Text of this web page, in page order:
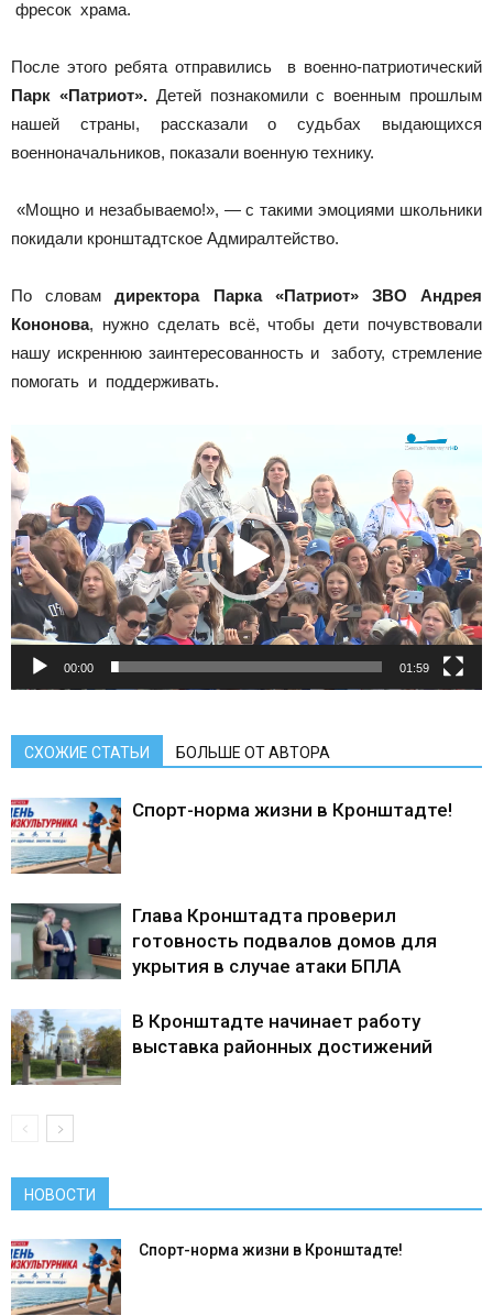
фресок храма.
После этого ребята отправились в военно-патриотический
Парк «Патриот».Детей познакомили с военным прошлым
нашей страны, рассказали о судьбах выдающихся
военноначальников, показали военную технику.
«Мощно и незабываемо!», — с такими эмоциями школьники
покидали кронштадтское Адмиралтейство.
По словамдиректора
Парка «Патриот» ЗВО Андрея
Кононова, нужно сделать всё, чтобы дети почувствовали
нашу искреннюю заинтересованность и заботу, стремление
помогать и поддерживать.
Видеоплеер
00:00 01:59
СХОЖИЕ СТАТЬИ БОЛЬШЕ ОТ АВТОРА
Спорт-норма жизни в Кронштадте!
Глава Кронштадта проверил
готовность подвалов домов для
укрытия в случае атаки БПЛА
В Кронштадте начинает работу
выставка районных достижений
НОВОСТИ
Спорт-норма жизни в Кронштадте!